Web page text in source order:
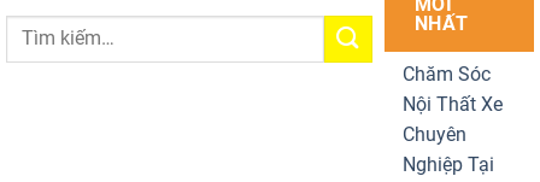
NHẤT
Chăm Sóc
Nội Thất Xe
Chuyên
Nghiệp Tại